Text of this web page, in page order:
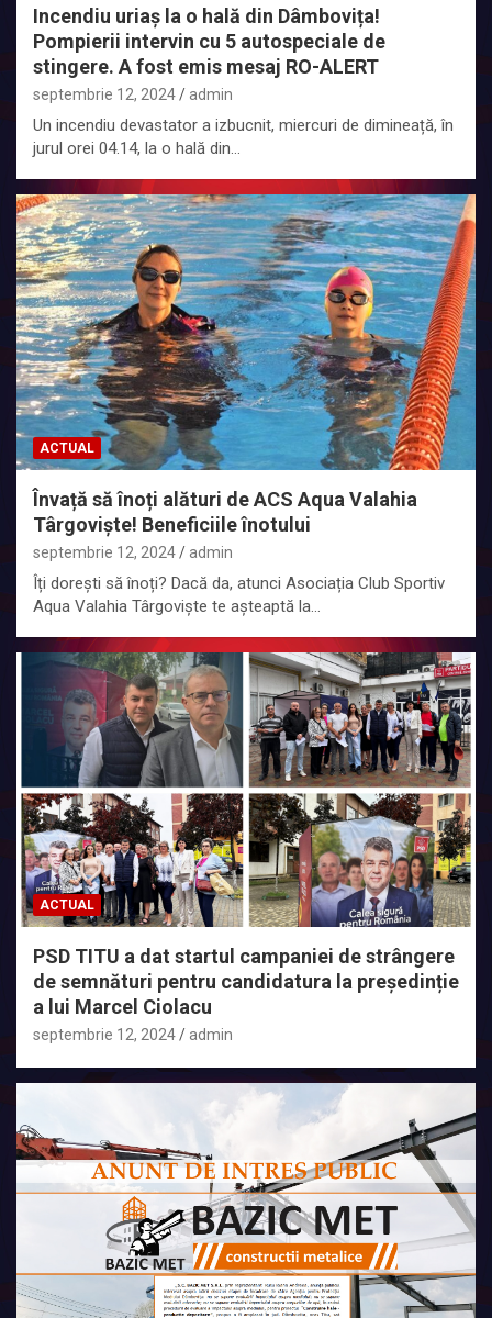
Incendiu uriaș la o hală din Dâmbovița!
Pompierii intervin cu 5 autospeciale de
stingere. A fost emis mesaj RO-ALERT
septembrie 12, 2024 admin
Un incendiu devastator a izbucnit, miercuri de dimineață, în
jurul orei 04.14, la o hală din…
ACTUAL
Învață să înoți alături de ACS Aqua Valahia
Târgoviște! Beneficiile înotului
septembrie 12, 2024 admin
Îți dorești să înoți? Dacă da, atunci Asociația Club Sportiv
Aqua Valahia Târgoviște te așteaptă la…
ACTUAL
PSD TITU a dat startul campaniei de strângere
de semnături pentru candidatura la președinție
a lui Marcel Ciolacu
septembrie 12, 2024 admin